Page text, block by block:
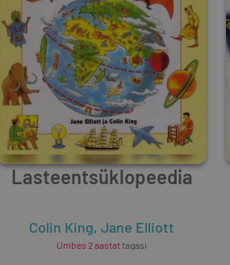
Lasteentsüklopeedia
Colin King, Jane Elliott
Umbes 2 aastattagasi